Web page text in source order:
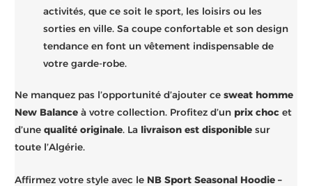
activités, que ce soit le sport, les loisirs ou les
sorties en ville. Sa coupe confortable et son design
tendance en font un vêtement indispensable de
votre garde-robe.
Ne manquez pas l’opportunité d’ajouter cesweat homme
New Balance à votre collection. Profitez d’un prix choc et
d’unequalité originale. La livraison est disponible sur
toute l’Algérie.
Affirmez votre style avec le NB Sport Seasonal Hoodie –